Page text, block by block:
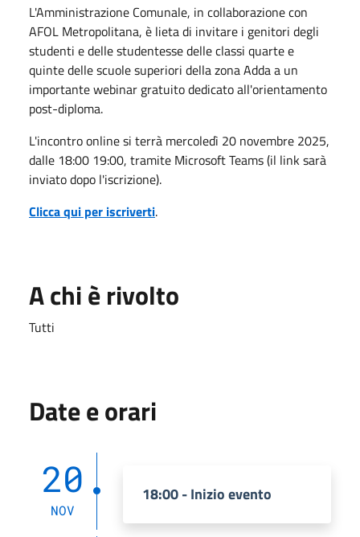
L'Amministrazione Comunale, in collaborazione con
AFOL Metropolitana, è lieta di invitare i genitori degli
studenti e delle studentesse delle classi quarte e
quinte delle scuole superiori della zona Adda a un
importante webinar gratuito dedicato all'orientamento
post-diploma.
L'incontro online si terrà mercoledì 20 novembre 2025,
dalle 18:00 19:00, tramite Microsoft Teams (il link sarà
inviato dopo l'iscrizione).
Clicca qui per iscriverti.
A chi è rivolto
Tutti
Date e orari
20
NOV
18:00 - Inizio evento